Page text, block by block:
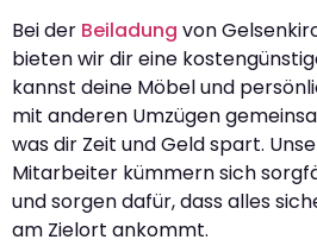
Bei der Beiladung von
bieten wir dir eine
kannst deine Möbel und
mit anderen Umzügen
was dir Zeit und Geld spart.
Mitarbeiter kümmern sich
und sorgen dafür, dass alles
am Zielort ankommt.